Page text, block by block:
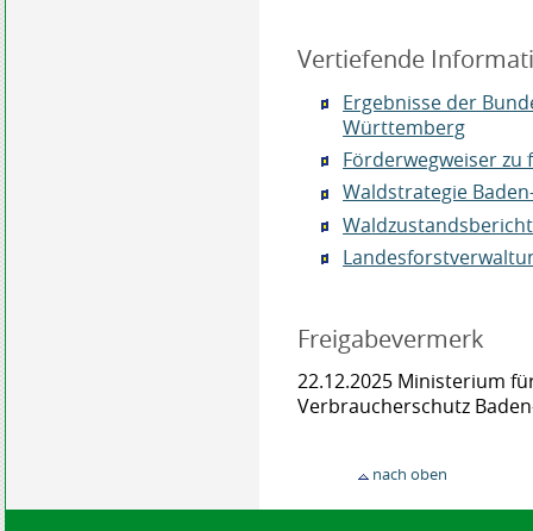
Vertiefende
Ergebnisse der
Württemberg
Förderwegweiser
Waldstrategie
Waldzustandsbericht
Freigabevermerk
22.12.2025 Ministerium
Verbraucherschutz
nach oben